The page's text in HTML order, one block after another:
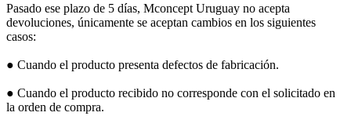
Pasado ese plazo de 5 días, Mconcept Uruguay no acepta
devoluciones, únicamente se aceptan cambios en los siguientes
casos:
● Cuando el producto presenta defectos de fabricación.
● Cuando el producto recibido no corresponde con el solicitado en
la orden de compra.